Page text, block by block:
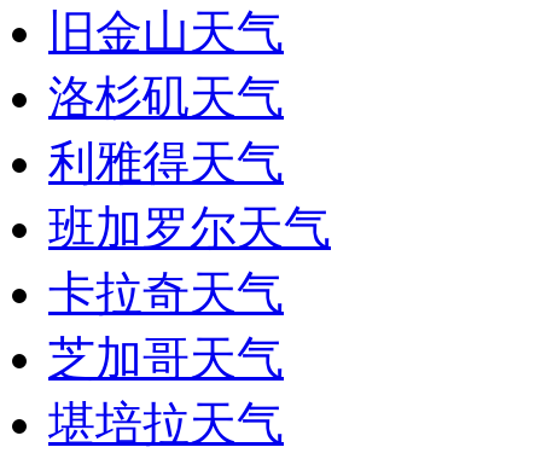
旧金山天气
洛杉矶天气
利雅得天气
班加罗尔天气
卡拉奇天气
芝加哥天气
堪培拉天气